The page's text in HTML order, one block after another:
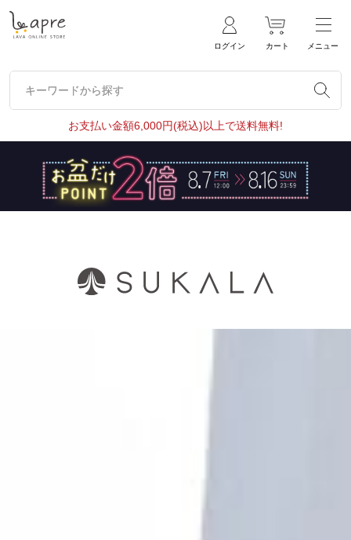
ログイン カート メニュー
キーワードから探す
キーワードから探す
お支払い金額6,000円(税込)以上で送料無料!